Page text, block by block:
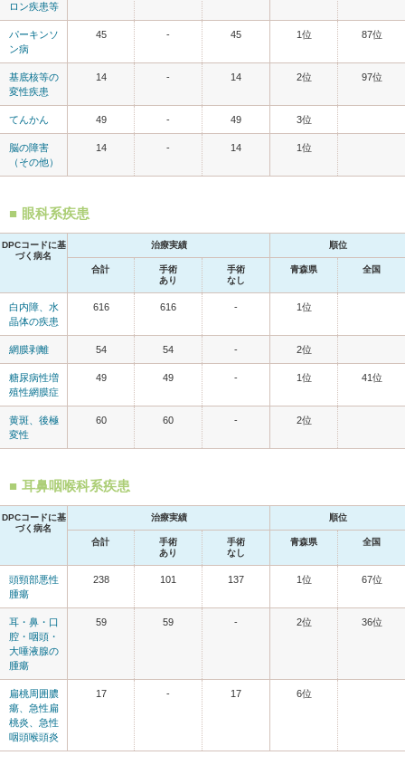
ロン疾患等
パーキンソ
ン病
45 - 45 1位 87位
基底核等の
変性疾患
14 - 14 2位 97位
てんかん 49 - 49 3位
脳の障害
（その他）
14 - 14 1位
眼科系疾患
DPCコードに基
づく病名
治療実績 順位
合計
手術
あり
手術
なし
青森県 全国
白内障、水
晶体の疾患
616 616 - 1位
網膜剥離 54 54 - 2位
糖尿病性増
殖性網膜症
49 49 - 1位 41位
黄斑、後極
変性
60 60 - 2位
耳鼻咽喉科系疾患
DPCコードに基
づく病名
治療実績 順位
合計
手術
あり
手術
なし
青森県 全国
頭頸部悪性
腫瘍
238 101 137 1位 67位
耳・鼻・口
腔・咽頭・
大唾液腺の
腫瘍
59 59 - 2位 36位
扁桃周囲膿
瘍、急性扁
桃炎、急性
咽頭喉頭炎
17 - 17 6位